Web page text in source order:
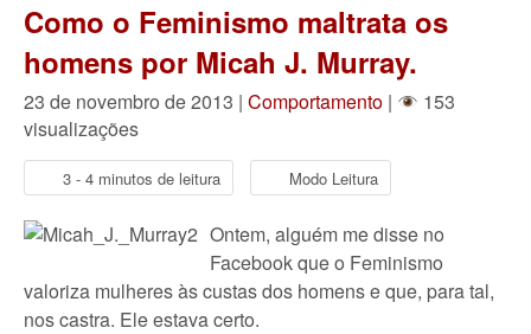
Como o Feminismo maltrata os
homens por Micah J. Murray.
23 de novembro de 2013 | Comportamento |
153
visualizações
3 - 4 minutos de leitura Modo Leitura
Ontem, alguém me disse no
Facebook que o Feminismo
valoriza mulheres às custas dos homens e que, para tal,
nos castra. Ele estava certo.